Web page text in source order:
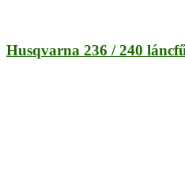
Husqvarna 236 / 240